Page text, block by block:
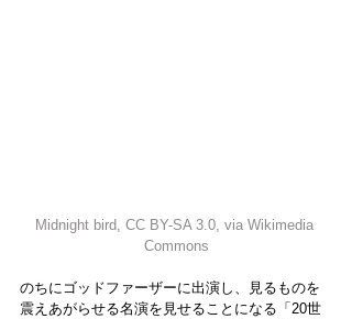
Midnight bird, CC BY-SA 3.0, via Wikimedia
Commons
のちにゴッドファーザーに出演し、見るものを
震えあがらせる名演を見せることになる「20世